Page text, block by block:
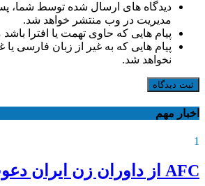
دیدگاه های ارسال شده توسط شما،
مدیریت در وب منتشر خواهد شد.
پیام هایی که حاوی تهمت یا افترا
پیام هایی که به غیر از زبان فارسی
نخواهد شد.
ثبت دیدگاه
اخبار مهم
1
AFC از داوران زن ایران دعوت کرد